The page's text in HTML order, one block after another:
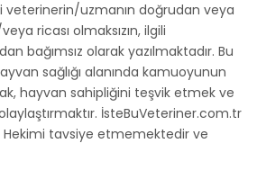
veterinerin/uzmanın doğrudan veya
ricası olmaksızın, ilgili
bağımsız olarak yazılmaktadır. Bu
sağlığı alanında kamuoyunun
hayvan sahipliğini teşvik etmek ve
İsteBuVeteriner.com.tr
tavsiye etmemektedir ve